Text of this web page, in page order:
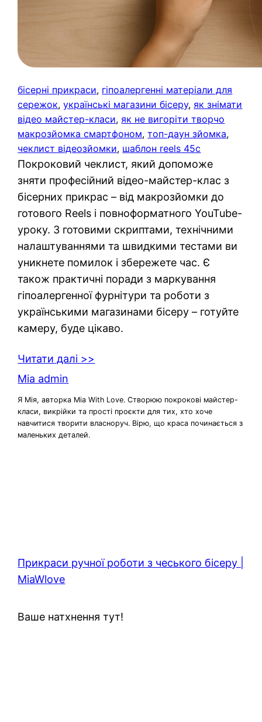
бісерні прикраси, гіпоалергенні матеріали для
сережок, українські магазини бісеру, як знімати
відео майстер-класи, як не вигоріти творчо
макрозйомка смартфоном, топ-даун зйомка
чеклист відеозйомки, шаблон reels 45с
Покроковий чеклист, який допоможе
зняти професійний відео-майстер-клас з
бісерних прикрас – від макрозйомки до
готового Reels і повноформатного YouTube-
уроку. З готовими скриптами, технічними
налаштуваннями та швидкими тестами ви
уникнете помилок і збережете час. Є
також практичні поради з маркування
гіпоалергенної фурнітури та роботи з
українськими магазинами бісеру – готуйте
камеру, буде цікаво.
Читати далі >>
Mia admin
Я Мія, авторка Mia With Love. Створюю покрокові майстер-
класи, викрійки та прості проєкти для тих, хто хоче
навчитися творити власноруч. Вірю, що краса починається з
маленьких деталей.
Прикраси ручної роботи з чеського бісеру |
MiaWlove
Ваше натхнення тут!